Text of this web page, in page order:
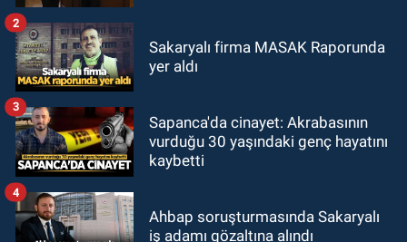
Sakaryalı firma MASAK Raporunda
yer aldı
2
Sapanca'da cinayet: Akrabasının
vurduğu 30 yaşındaki genç hayatını
kaybetti
3
Ahbap soruşturmasında Sakaryalı
iş adamı gözaltına alındı
4